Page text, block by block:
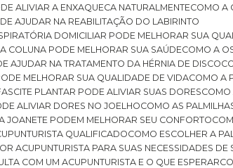
ALIVIAR A ENXAQUECA NATURALMENTE
COMO
AJUDAR NA REABILITAÇÃO DO LABIRINTO
DOMICILIAR PODE MELHORAR SUA
COLUNA PODE MELHORAR SUA SAÚDE
COMO A
AJUDAR NA TRATAMENTO DA HÉRNIA DE DISCO
MELHORAR SUA QUALIDADE DE VIDA
COMO
PLANTAR PODE ALIVIAR SUAS DORES
ALIVIAR DORES NO JOELHO
COMO AS
JOANETE PODEM MELHORAR SEU CONFORTO
QUALIFICADO
COMO ESCOLHER A
ACUPUNTURISTA PARA SUAS NECESSIDADES DE
COM UM ACUPUNTURISTA E O QUE ESPERAR